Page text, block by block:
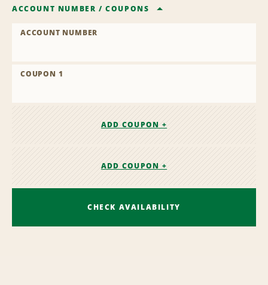
ACCOUNT NUMBER /COUPONS
ACCOUNT NUMBER
COUPON 1
ADD COUPON +
ADD COUPON +
CHECK AVAILABILITY